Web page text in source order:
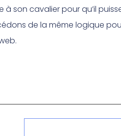
à son cavalier pour qu’il
de la même logique